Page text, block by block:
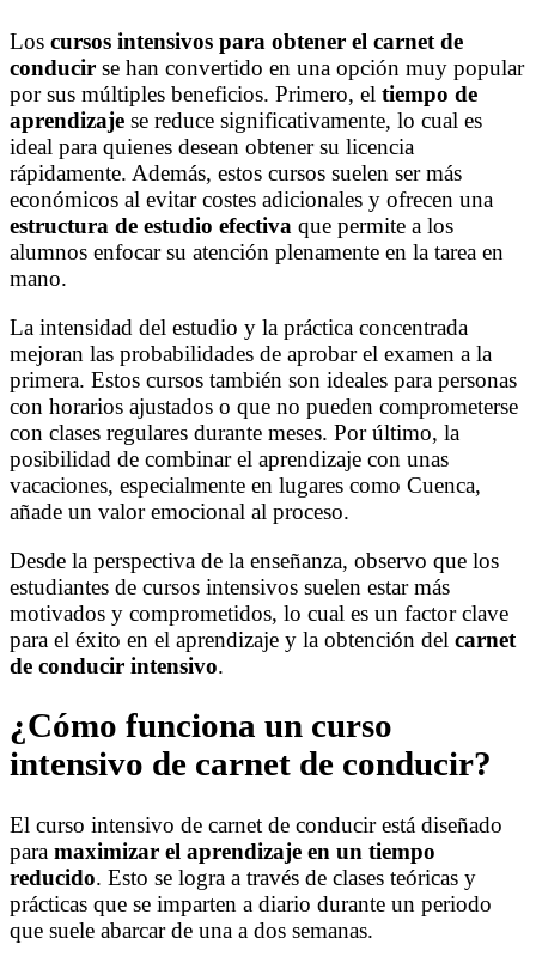
Los cursos intensivos para obtener el carnet de
conducir se han convertido en una opción muy popular
por sus múltiples beneficios. Primero, el tiempo de
aprendizaje se reduce significativamente, lo cual es
ideal para quienes desean obtener su licencia
rápidamente. Además, estos cursos suelen ser más
económicos al evitar costes adicionales y ofrecen una
estructura de estudio efectiva que permite a los
alumnos enfocar su atención plenamente en la tarea en
mano.
La intensidad del estudio y la práctica concentrada
mejoran las probabilidades de aprobar el examen a la
primera. Estos cursos también son ideales para personas
con horarios ajustados o que no pueden comprometerse
con clases regulares durante meses. Por último, la
posibilidad de combinar el aprendizaje con unas
vacaciones, especialmente en lugares como Cuenca,
añade un valor emocional al proceso.
Desde la perspectiva de la enseñanza, observo que los
estudiantes de cursos intensivos suelen estar más
motivados y comprometidos, lo cual es un factor clave
para el éxito en el aprendizaje y la obtención del carnet
de conducir intensivo.
¿Cómo funciona un curso
intensivo de carnet de conducir?
El curso intensivo de carnet de conducir está diseñado
para maximizar el aprendizaje en un tiempo
reducido. Esto se logra a través de clases teóricas y
prácticas que se imparten a diario durante un periodo
que suele abarcar de una a dos semanas.